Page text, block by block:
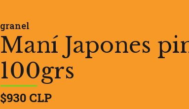
granel
Maní Japones
100grs
$930 CLP